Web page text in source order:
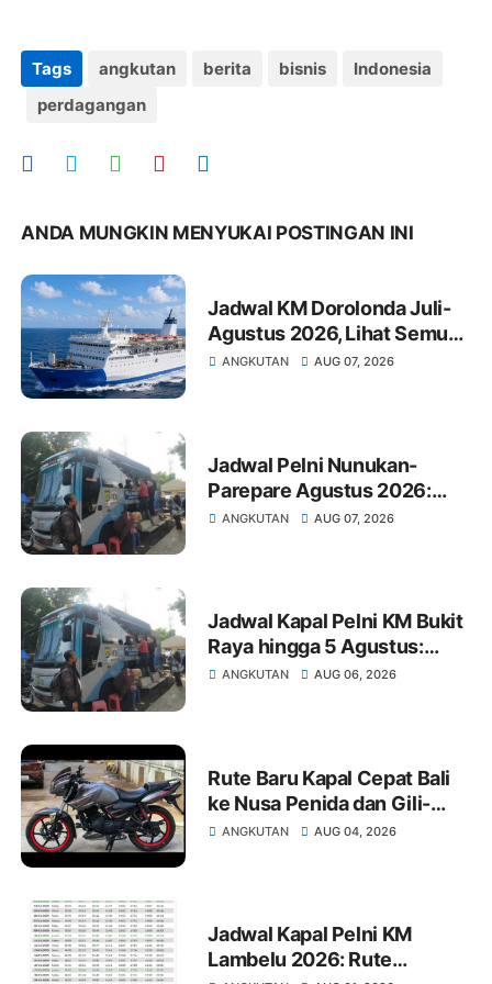
Tags angkutan berita bisnis
Indonesia
perdagangan
ANDA MUNGKIN MENYUKAI POSTINGAN INI
Jadwal KM Dorolonda Juli-
Agustus 2026, Lihat Semua
Pelabuhan Singgah
ANGKUTAN AUG 07, 2026
Jadwal Pelni Nunukan-
Parepare Agustus 2026:
Jam Berangkat dan Harga
ANGKUTAN AUG 07, 2026
Jadwal Kapal Pelni KM Bukit
Raya hingga 5 Agustus:
Rute Surabaya-Pontianak,
ANGKUTAN AUG 06, 2026
Rute Baru Kapal Cepat Bali
ke Nusa Penida dan Gili-
Lombok, Semaya One
ANGKUTAN AUG 04, 2026
Jadwal Kapal Pelni KM
Lambelu 2026: Rute